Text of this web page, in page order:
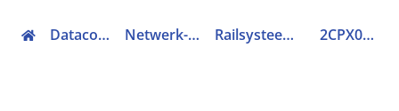
Datacommunicatie Netwerk-/serverkasten Railsysteem voor verdelers 2CPX060445R9999